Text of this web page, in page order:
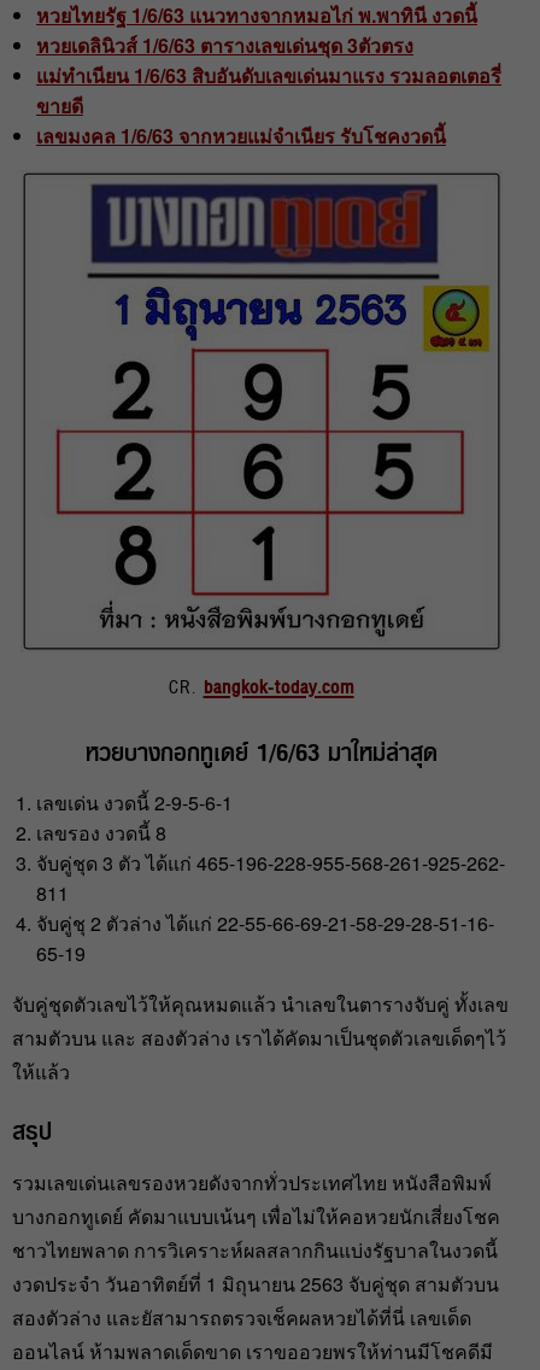
หวยไทยรัฐ 1/6/63 แนวทางจากหมอไก่ พ.พาทินี งวดนี้
หวยเดลินิวส์ 1/6/63 ตารางเลขเด่นชุด 3ตัวตรง
แม่ทำเนียน 1/6/63 สิบอันดับเลขเด่นมาแรง รวมลอตเตอรี่
ขายดี
เลขมงคล 1/6/63 จากหวยแม่จำเนียร รับโชคงวดนี้
CR. bangkok-today.com
หวยบางกอกทูเดย์ 1/6/63 มาใหม่ล่าสุด
เลขเด่น งวดนี้ 2-9-5-6-1
เลขรอง งวดนี้ 8
จับคู่ชุด 3 ตัว ได้แก่ 465-196-228-955-568-261-925-262-
811
จับคู่ชุ 2 ตัวล่าง ได้แก่ 22-55-66-69-21-58-29-28-51-16-
65-19
จับคู่ชุดตัวเลขไว้ให้คุณหมดแล้ว นำเลขในตารางจับคู่ ทั้งเลข
สามตัวบน และ สองตัวล่าง เราได้คัดมาเป็นชุดตัวเลขเด็ดๆไว้
ให้แล้ว
สรุป
รวมเลขเด่นเลขรองหวยดังจากทั่วประเทศไทย หนังสือพิมพ์
บางกอกทูเดย์ คัดมาแบบเน้นๆ เพื่อไม่ให้คอหวยนักเสี่ยงโชค
ชาวไทยพลาด การวิเคราะห์ผลสลากกินแบ่งรัฐบาลในงวดนี้
งวดประจำ วันอาทิตย์ที่ 1 มิถุนายน 2563 จับคู่ชุด สามตัวบน
สองตัวล่าง และยัสามารถตรวจเช็คผลหวยได้ที่นี่ เลขเด็ด
ออนไลน์ ห้ามพลาดเด็ดขาด เราขออวยพรให้ท่านมีโชคดีมี